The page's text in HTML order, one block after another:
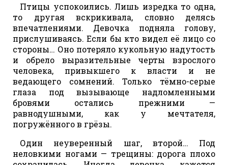
Птицы успокоились. Лишь изредка то одна,
то другая вскрикивала, словно делясь
впечатлениями. Девочка подняла голову,
прислушиваясь. Если бы кто видел её лицо со
стороны… Оно потеряло кукольную надутость
и обрело выразительные черты взрослого
человека, привыкшего к власти и не
ведающего сомнений. Только тёмно-серые
глаза под вызывающе надломленными
бровями остались прежними —
равнодушными, как у мечтателя,
погружённого в грёзы.
Один неуверенный шаг, второй… Под
неловкими ногами — трещины: дорога плохо